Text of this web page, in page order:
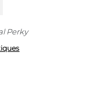
Perky